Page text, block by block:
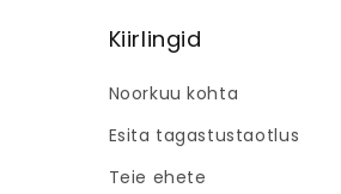
Kiirlingid
Noorkuu kohta
Esita tagastustaotlus
Teie ehete